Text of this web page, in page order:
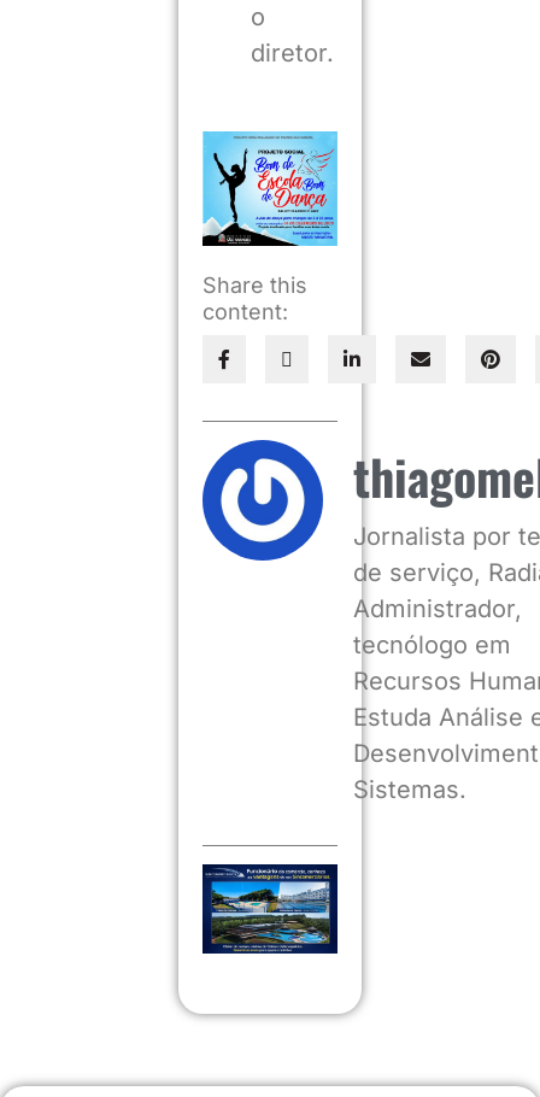
o
diretor.
Share this
content:
Jornalista por
de serviço,
Administrador,
tecnólogo em
Recursos
Estuda Análise
Sistemas.